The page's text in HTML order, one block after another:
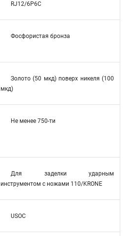
RJ12/6P6C
Фосфористая бронза
Золото (50 мкд) поверх никеля (100
мкд)
Не менее 750-ти
Для заделки ударным
инструментом с ножами 110/KRONE
USOC